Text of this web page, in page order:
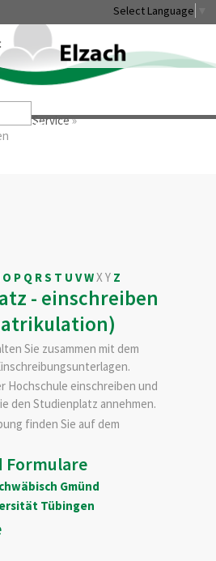
Select Language
»Service»
& Service
O P Q RS T U VWXY Z
- einschreiben
Sie zusammen mit dem
Hochschule einschreiben und
den Studienplatz annehmen.
finden Sie auf dem
Formulare
Gmünd
Tübingen